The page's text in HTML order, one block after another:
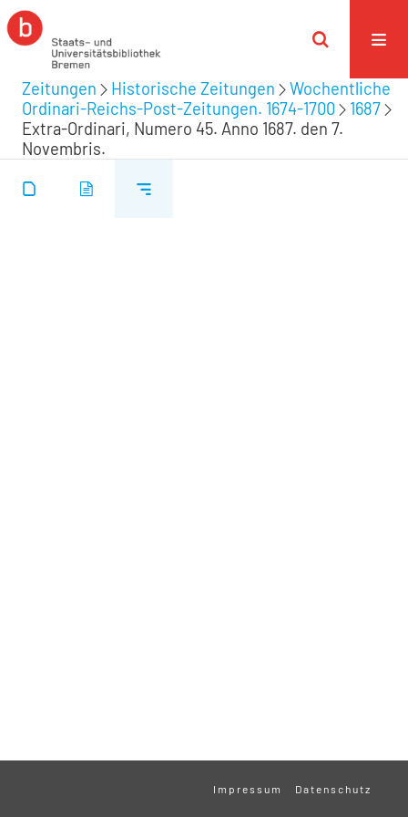
Zeitungen Historische Zeitungen
Wochentliche
Ordinari-Reichs-Post-Zeitungen. 1674-1700
1687
Extra-Ordinari, Numero 45. Anno 1687. den 7.
Novembris.
Impressum Datenschutz